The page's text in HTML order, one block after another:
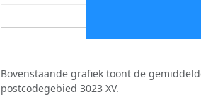
Bovenstaande grafiek toont de
postcodegebied 3023 XV.